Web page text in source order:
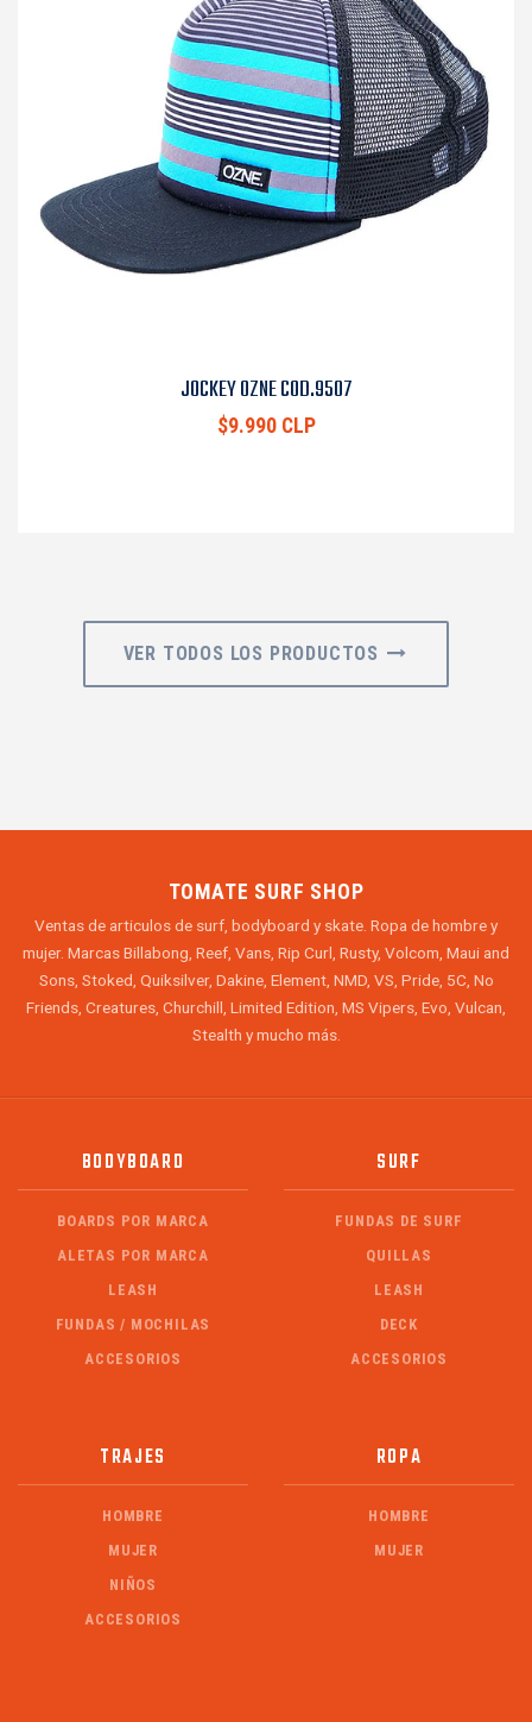
JOCKEY OZNE COD.9507
$9.990 CLP
VER TODOS LOS PRODUCTOS
TOMATE SURF SHOP
Ventas de articulos de surf, bodyboard y skate. Ropa de hombre y
mujer. Marcas Billabong, Reef, Vans, Rip Curl, Rusty, Volcom, Maui and
Sons, Stoked, Quiksilver, Dakine, Element, NMD, VS, Pride, 5C, No
Friends, Creatures, Churchill, Limited Edition, MS Vipers, Evo, Vulcan,
Stealth y mucho más.
BODYBOARD
BOARDS POR MARCA
ALETAS POR MARCA
LEASH
FUNDAS / MOCHILAS
ACCESORIOS
SURF
FUNDAS DE SURF
QUILLAS
LEASH
DECK
ACCESORIOS
TRAJES
HOMBRE
MUJER
NIÑOS
ACCESORIOS
ROPA
HOMBRE
MUJER